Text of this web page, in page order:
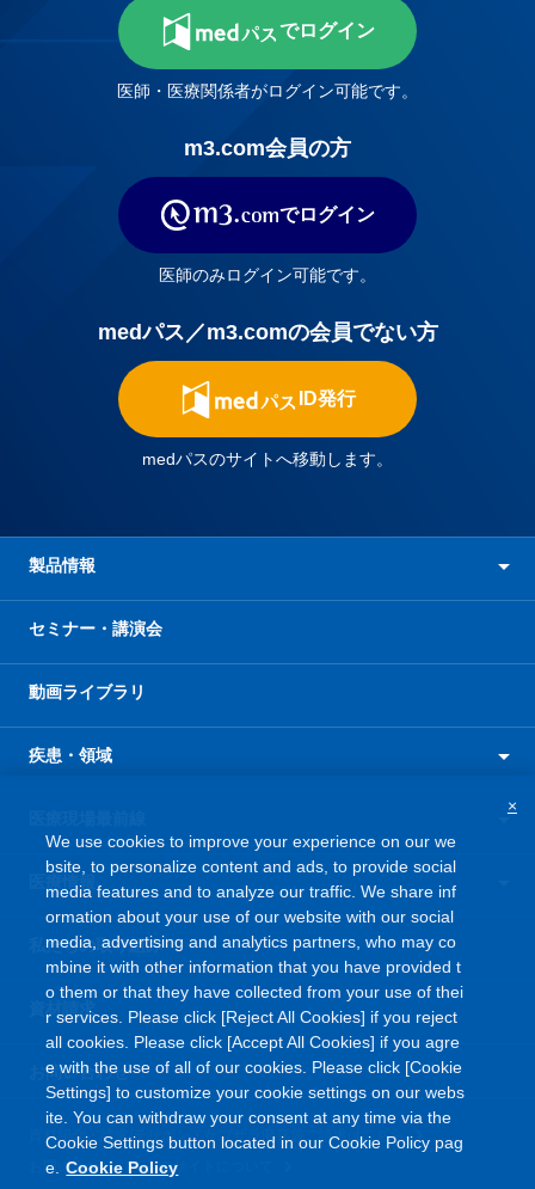
でログイン
医師・医療関係者がログイン可能です。
m3.com会員の方
でログイン
医師のみログイン可能です。
medパス／m3.comの会員でない方
ID発行
medパスのサイトへ移動します。
製品情報
セミナー・講演会
動画ライブラリ
疾患・領域
医療情報
私たちの取り組み
資材請求
お問い合わせ
資材紹介・請求/テリボン・ケブザラ廃棄袋ご請求はこちら
お問い合わせ このサイトについて
We use cookies to improve your experience on our we
bsite, to personalize content and ads, to provide social
media features and to analyze our traffic. We share inf
ormation about your use of our website with our social
media, advertising and analytics partners, who may co
mbine it with other information that you have provided t
o them or that they have collected from your use of thei
r services. Please click [Reject All Cookies] if you reject
all cookies. Please click [Accept All Cookies] if you agre
e with the use of all of our cookies. Please click [Cookie
Settings] to customize your cookie settings on our webs
ite. You can withdraw your consent at any time via the
Cookie Settings button located in our Cookie Policy pag
e. Cookie Policy
×